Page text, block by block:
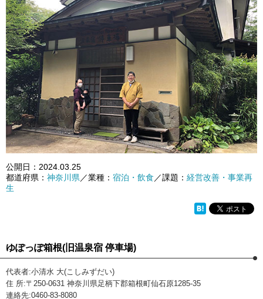
公開日： 2024.03.25
都道府県： 神奈川県／業種： 宿泊・飲食／課題： 経営改善・事業再
生
ゆぽっぽ箱根(旧温泉宿 停車場)
代表者:小清水 大(こしみずだい)
住 所:〒250-0631 神奈川県足柄下郡箱根町仙石原1285-35
連絡先:0460-83-8080